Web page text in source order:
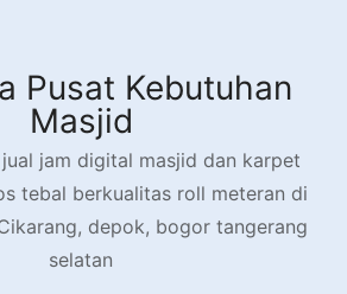
Pusat Kebutuhan
Masjid
jam digital masjid dan karpet
tebal berkualitas roll meteran di
depok, bogor tangerang
selatan